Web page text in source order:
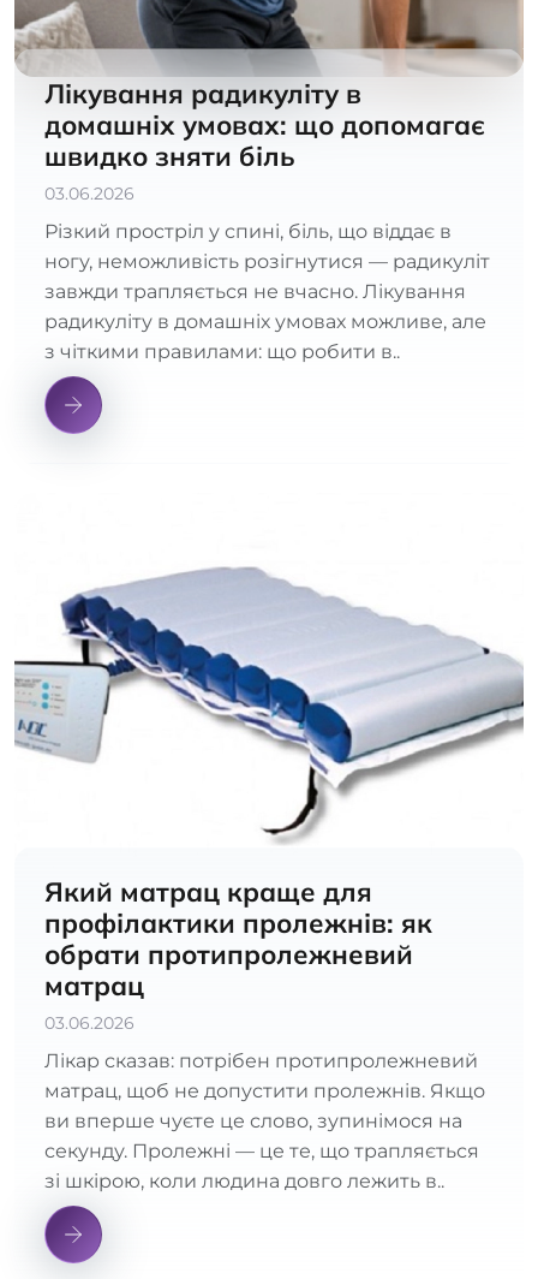
Лікування радикуліту в
домашніх умовах: що допомагає
швидко зняти біль
03.06.2026
Різкий простріл у спині, біль, що віддає в
ногу, неможливість розігнутися — радикуліт
завжди трапляється не вчасно. Лікування
радикуліту в домашніх умовах можливе, але
з чіткими правилами: що робити в..
Який матрац краще для
профілактики пролежнів: як
обрати протипролежневий
матрац
03.06.2026
Лікар сказав: потрібен протипролежневий
матрац, щоб не допустити пролежнів. Якщо
ви вперше чуєте це слово, зупинімося на
секунду. Пролежні — це те, що трапляється
зі шкірою, коли людина довго лежить в..